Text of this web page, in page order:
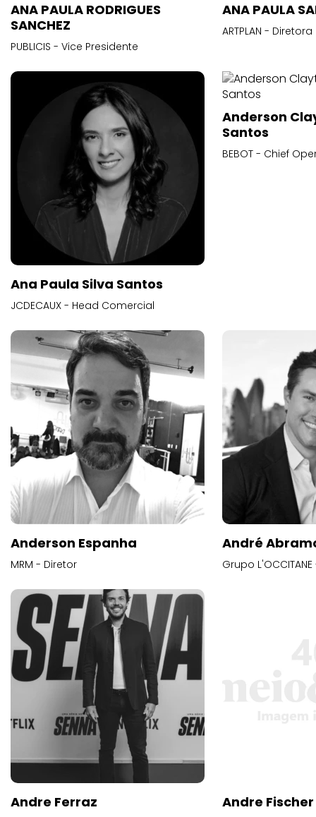
ANA PAULA RODRIGUES
SANCHEZ
PUBLICIS - Vice Presidente
ANA PAULA
ARTPLAN -
Ana Paula Silva Santos
JCDECAUX - Head Comercial
Anderson
Santos
BEBOT - Chief
Anderson Espanha
MRM - Diretor
André
Grupo
Andre Ferraz Andre Fischer